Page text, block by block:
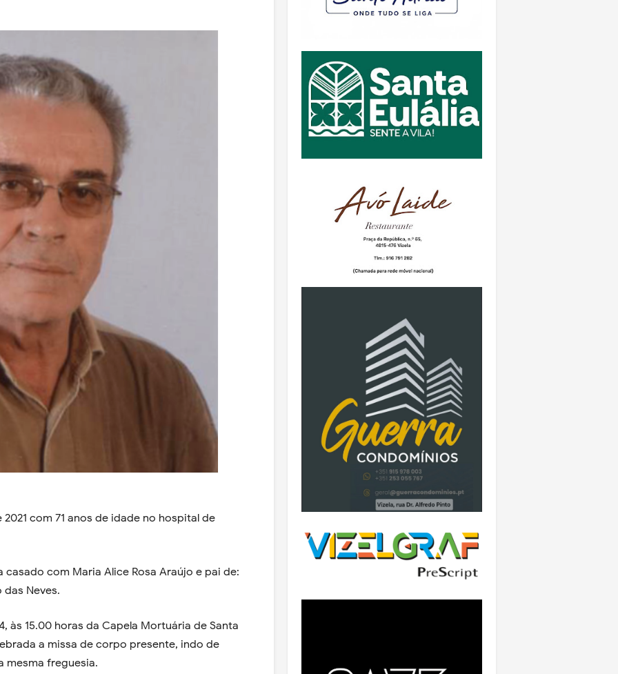
com 71 anos de idade no hospital de
casado com Maria Alice Rosa Araújo e pai de:
Neves.
às 15.00 horas da Capela Mortuária de Santa
a missa de corpo presente, indo de
mesma freguesia.